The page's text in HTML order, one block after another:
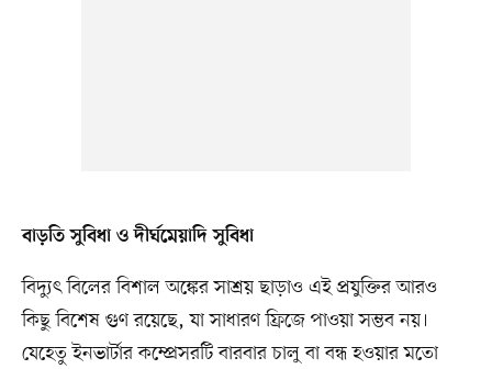
বাড়তি সুবিধা ও দীর্ঘমেয়াদি সুবিধা
বিদ্যুৎ বিলের বিশাল অঙ্কের সাশ্রয় ছাড়াও এই প্রযুক্তির আরও
কিছু বিশেষ গুণ রয়েছে, যা সাধারণ ফ্রিজে পাওয়া সম্ভব নয়।
যেহেতু ইনভার্টার কম্প্রেসরটি বারবার চালু বা বন্ধ হওয়ার মতো